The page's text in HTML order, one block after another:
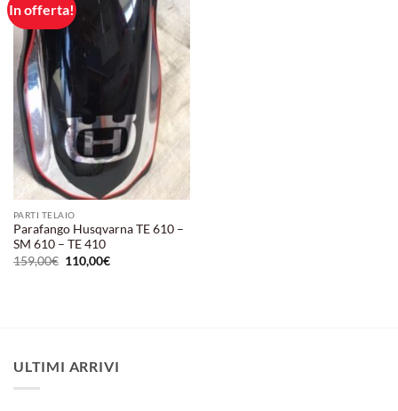
In offerta!
Aggiungi
alla lista
dei
desideri
PARTI TELAIO
Parafango Husqvarna TE 610 –
SM 610 – TE 410
159,00€ Il
prezzo
110,00€Il
ULTIMI ARRIVI